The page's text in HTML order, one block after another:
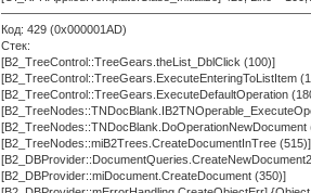
Код: 429 (0x000001AD)
Стек:
[B2_TreeControl::TreeGears.theList_DblClick (100)]
[B2_TreeControl::TreeGears.ExecuteEnteringToListItem
[B2_TreeControl::TreeGears.ExecuteDefaultOperation
[B2_TreeNodes::TNDocBlank.DoOperationNewDocument
[B2_TreeNodes::miB2Trees.CreateDocumentInTree (515)]
[B2_DBProvider::miDocument.CreateDocument (350)]